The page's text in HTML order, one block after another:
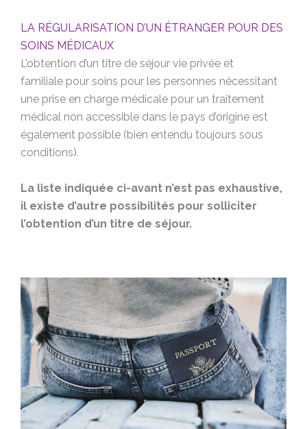
LA RÉGULARISATION D’UN ÉTRANGER POUR DES
SOINS MÉDICAUX
L’obtention d’un titre de séjour vie privée et
familiale pour soins pour les personnes nécessitant
une prise en charge médicale pour un traitement
médical non accessible dans le pays d’origine est
également possible (bien entendu toujours sous
conditions).
La liste indiquée ci-avant n’est pas exhaustive,
il existe d’autre possibilités pour solliciter
l’obtention d’un titre de séjour.